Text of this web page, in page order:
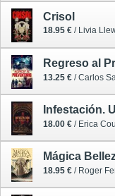
Crisol
18.95 € / Livia
Regreso al
13.25 € / Carlos
18.00 € / Erica
Mágica
18.95 € / Roger